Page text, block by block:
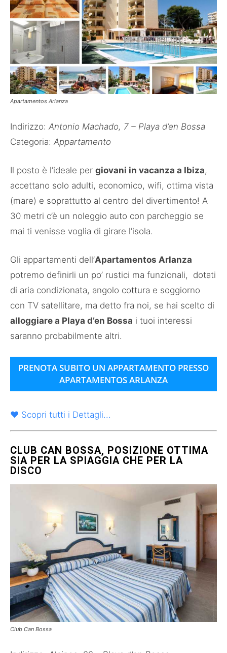
Apartamentos Arlanza
Indirizzo: Antonio Machado, 7 – Playa d’en Bossa
Categoria: Appartamento
Il posto è l’ideale per giovani in vacanza a Ibiza,
accettano solo adulti, economico, wifi, ottima vista
(mare) e soprattutto al centro del divertimento! A
30 metri c’è un noleggio auto con parcheggio se
mai ti venisse voglia di girare l’isola.
Gli appartamenti dell’Apartamentos Arlanza
potremo definirli un po’ rustici ma funzionali, dotati
di aria condizionata, angolo cottura e soggiorno
con TV satellitare, ma detto fra noi, se hai scelto di
alloggiare a Playa d’en Bossa i tuoi interessi
saranno probabilmente altri.
PRENOTA SUBITO UN APPARTAMENTO PRESSO
APARTAMENTOS ARLANZA
♥ Scopri tutti i Dettagli...
CLUB CAN BOSSA, POSIZIONE OTTIMA
SIA PER LA SPIAGGIA CHE PER LA
DISCO
Club Can Bossa